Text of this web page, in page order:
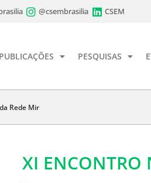
@csembrasilia CSEM
PUBLICAÇÕES PESQUISAS
Rede Mir
XI ENCONTRO